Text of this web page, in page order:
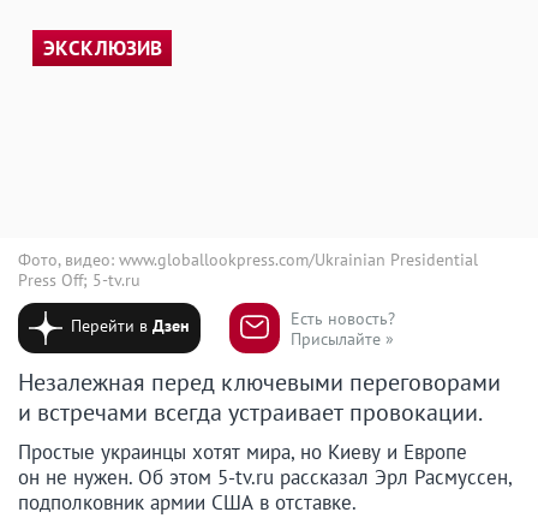
ЭКСКЛЮЗИВ
Фото, видео: www.globallookpress.com/Ukrainian Presidential
Press Off; 5-tv.ru
Перейти вДзен
Есть новость?
Присылайте »
Незалежная перед ключевыми переговорами
и встречами всегда устраивает провокации.
Простые украинцы хотят мира, но Киеву и Европе
он не нужен. Об этом 5-tv.ru рассказал Эрл Расмуссен,
подполковник армии США в отставке.